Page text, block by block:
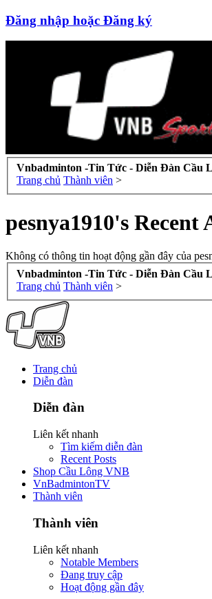
Đăng nhập hoặc Đăng ký
Vnbadminton -Tin Tức - Diễn Đàn Cầu
Trang chủ Thành viên >
pesnya1910's
Không có thông tin hoạt động gần đây của
Vnbadminton -Tin Tức - Diễn Đàn Cầu
Trang chủ Thành viên >
Trang chủ
Diễn đàn
Diễn đàn
Liên kết nhanh
Tìm kiếm diễn đàn
Recent Posts
Shop Cầu Lông VNB
VnBadmintonTV
Thành viên
Thành viên
Liên kết nhanh
Notable Members
Đang truy cập
Hoạt động gần đây